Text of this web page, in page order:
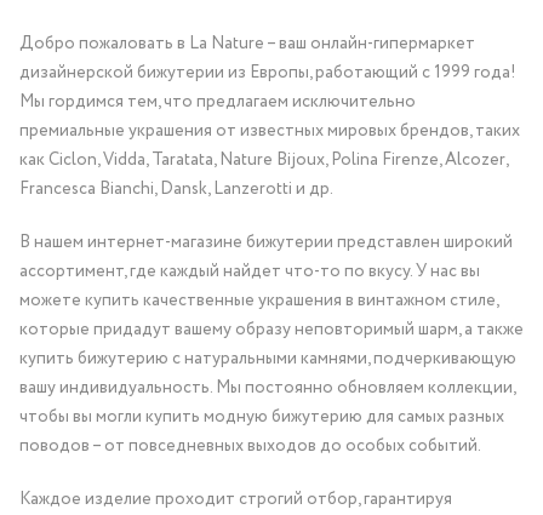
Добро пожаловать в La Nature – ваш онлайн-гипермаркет
дизайнерской бижутерии из Европы, работающий с 1999 года!
Мы гордимся тем, что предлагаем исключительно
премиальные украшения от известных мировых брендов, таких
как Ciclon, Vidda, Taratata, Nature Bijoux, Polina Firenze, Alcozer,
Francesca Bianchi, Dansk, Lanzerotti и др.
В нашем интернет-магазине бижутерии представлен широкий
ассортимент, где каждый найдет что-то по вкусу. У нас вы
можете купить качественные украшения в винтажном стиле,
которые придадут вашему образу неповторимый шарм, а также
купить бижутерию с натуральными камнями, подчеркивающую
вашу индивидуальность. Мы постоянно обновляем коллекции,
чтобы вы могли купить модную бижутерию для самых разных
поводов – от повседневных выходов до особых событий.
Каждое изделие проходит строгий отбор, гарантируя